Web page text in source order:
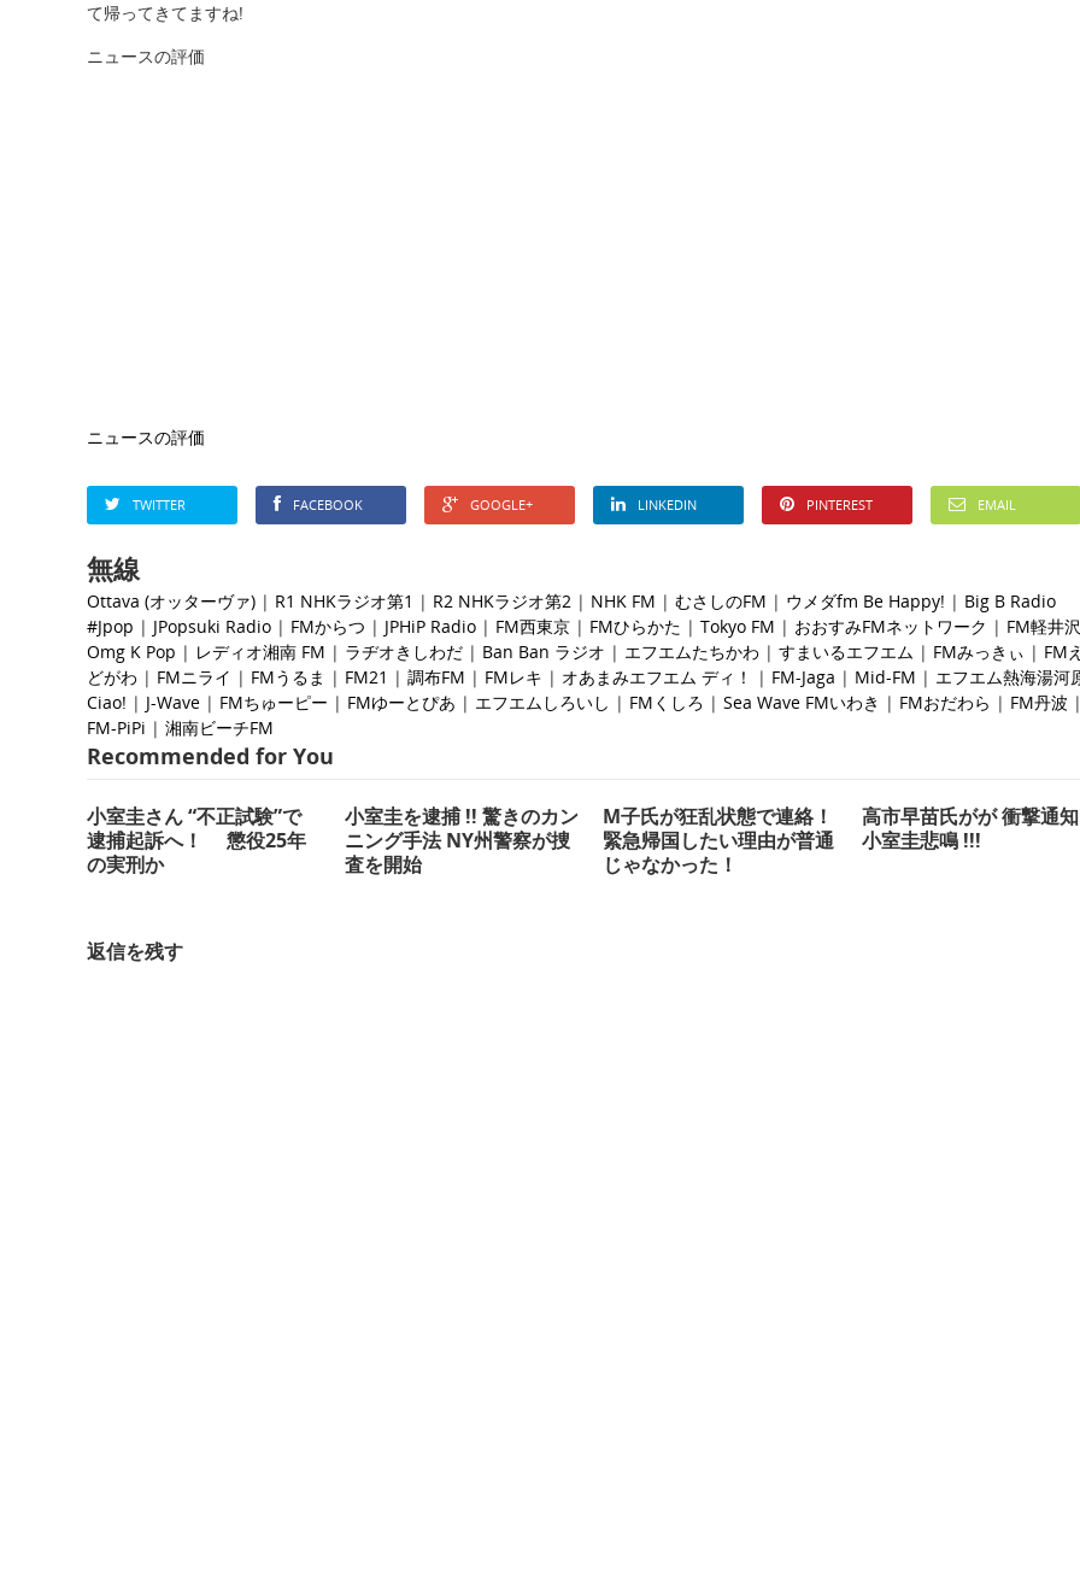
て帰ってきてますね!
ニュースの評価
ニュースの評価
TWITTER FACEBOOK GOOGLE+ LINKEDIN PINTEREST EMAIL
無線
Ottava (オッターヴァ) | R1 NHKラジオ第1 | R2 NHKラジオ第2 | NHK FM | むさしのFM | ウメダfm Be Happy! | Big B Radio
#Jpop | JPopsuki Radio | FMからつ | JPHiP Radio | FM西東京 | FMひらかた | Tokyo FM | おおすみFMネットワーク | FM軽井沢
Omg K Pop | レディオ湘南 FM | ラヂオきしわだ | Ban Ban ラジオ | エフエムたちかわ | すまいるエフエム | FMみっきぃ | FM
どがわ | FMニライ | FMうるま | FM21 | 調布FM | FMレキ | オあまみエフエム ディ！ | FM-Jaga | Mid-FM | エフエム熱海湯河
Ciao! | J-Wave | FMちゅーピー | FMゆーとぴあ | エフエムしろいし | FMくしろ | Sea Wave FMいわき | FMおだわら | FM丹波
FM-PiPi | 湘南ビーチFM
Recommended for You
小室圭さん “不正試験”で
逮捕起訴へ！ 懲役25年
の実刑か
小室圭を逮捕 !! 驚きのカン
ニング手法 NY州警察が捜
査を開始
M子氏が狂乱状態で連絡！
緊急帰国したい理由が普通
じゃなかった！
高市早苗氏がが 衝撃通知
小室圭悲鳴 !!!
返信を残す